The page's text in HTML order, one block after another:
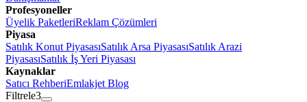
Profesyoneller
Üyelik PaketleriReklam Çözümleri
Piyasa
Satılık Konut PiyasasıSatılık Arsa PiyasasıSatılık Arazi
PiyasasıSatılık İş Yeri Piyasası
Kaynaklar
Satıcı RehberiEmlakjet Blog
Filtrele3